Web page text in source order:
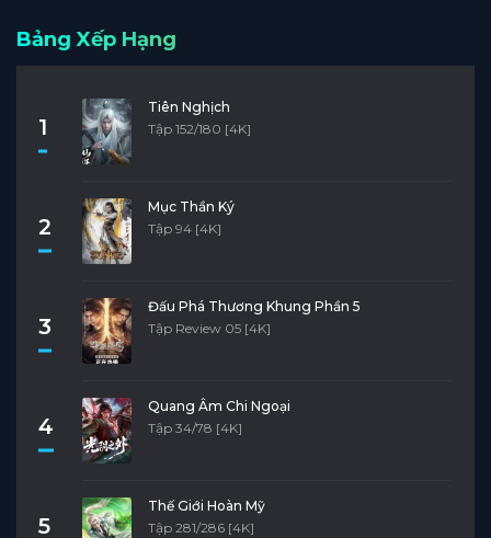
Bảng Xếp Hạng
1
Tiên Nghịch
Tập 152/180 [4K]
2
Mục Thần Ký
Tập 94 [4K]
3
Đấu Phá Thương Khung Phần 5
Tập Review 05 [4K]
4
Quang Âm Chi Ngoại
Tập 34/78 [4K]
5
Thế Giới Hoàn Mỹ
Tập 281/286 [4K]